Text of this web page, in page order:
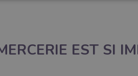
EST SI